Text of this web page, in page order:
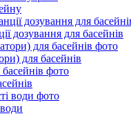
дозування для басейнів
для басейнів